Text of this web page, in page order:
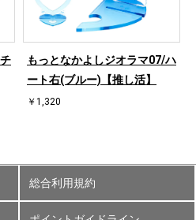
もっとなかよしジオラマ07/ハ
ート右(ブルー)【推し活】
￥1,320
総合利用規約